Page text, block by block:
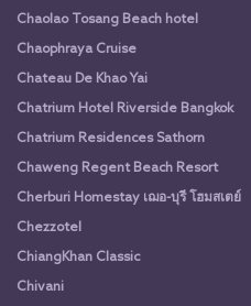
Chaolao Tosang Beach hotel
Chaophraya Cruise
Chateau De Khao Yai
Chatrium Hotel Riverside Bangkok
Chatrium Residences Sathorn
Chaweng Regent Beach Resort
Cherburi Homestay เฌอ-บุรี โฮมสเตย์
Chezzotel
ChiangKhan Classic
Chivani